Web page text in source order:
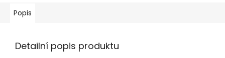
Popis
Detailní popis produktu